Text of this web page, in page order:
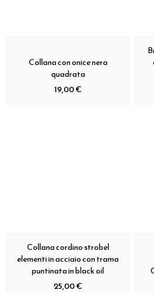
Collana con onice nera
quadrata
19,00 €
Collana cordino strobel
elementi in acciaio con trama
puntinata in black oil
25,00 €